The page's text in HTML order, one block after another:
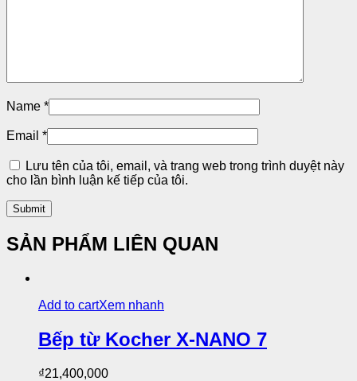
Name *
Email *
Lưu tên của tôi, email, và trang web trong trình duyệt này
cho lần bình luận kế tiếp của tôi.
SẢN PHẨM LIÊN QUAN
Add to cartXem nhanh
Bếp từ Kocher X-NANO 7
₫21,400,000